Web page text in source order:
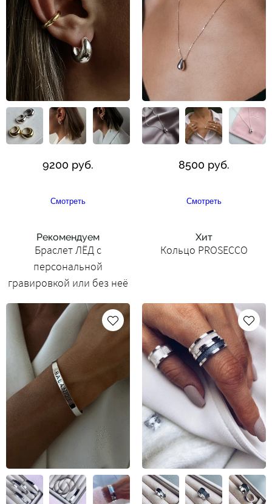
9200 руб.
Смотреть
8500 руб.
Смотреть
Рекомендуем
Браслет ЛЁД с
персональной
гравировкой или без неё
Хит
Кольцо PROSECCO